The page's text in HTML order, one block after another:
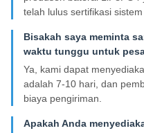
telah lulus sertifikasi
Bisakah saya meminta
waktu tunggu untuk
Ya, kami dapat
adalah 7-10 hari, dan
biaya pengiriman.
Apakah Anda